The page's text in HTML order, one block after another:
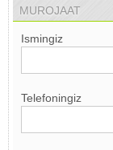
MUROJAAT
Ismingiz
Telefoningiz